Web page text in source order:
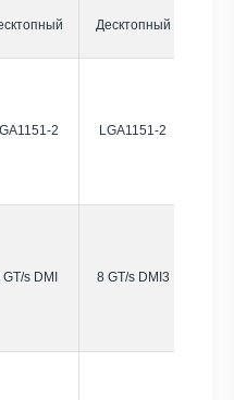
Десктопный
2 LGA1151-2
s DMI 8 GT/s DMI3